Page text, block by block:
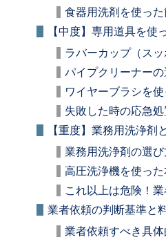
食器用洗剤を使った
【中度】専用道具を使
ラバーカップ（ス
パイプクリーナー
ワイヤーブラシを
失敗した時の応急
【重度】業務用洗浄剤
業務用洗浄剤の選
高圧洗浄機を使っ
これ以上は危険！
業者依頼の判断基準と
業者依頼すべき具